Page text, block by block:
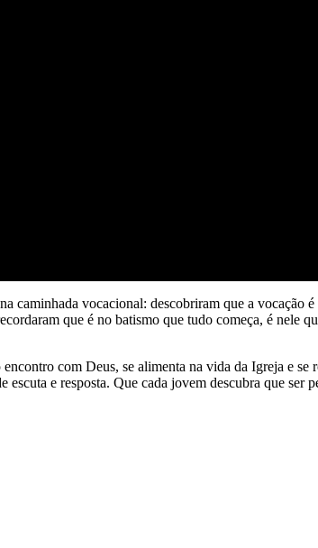
caminhada vocacional: descobriram que a vocação
que é no batismo que tudo começa, é nele
com Deus, se alimenta na vida da Igreja e se
e resposta. Que cada jovem descubra que ser